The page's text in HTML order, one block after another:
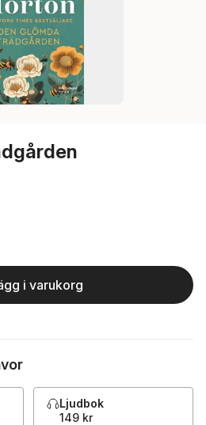
röster:
i varukorg
Ljudbok
149 kr